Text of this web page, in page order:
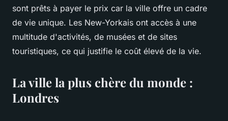
sont prêts à payer le prix car la ville offre un cadre
de vie unique. Les New-Yorkais ont accès à une
multitude d'activités, de musées et de sites
touristiques, ce qui justifie le coût élevé de la vie.
La ville la plus chère du monde :
Londres